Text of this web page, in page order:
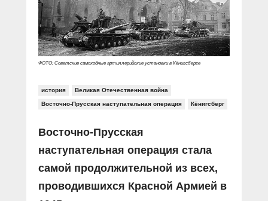
Социальные ролики
Документальные фильмы
Прямой разговор
В знании сила
Специальный репортаж
КиберПОСТОВОЙ
Газета «Щит и меч»
Журнал «Полиция России»
О ПОРТАЛЕ
Контакты
ФОТО: Советские самоходные артиллерийские установки в Кёнигсберге
история Великая Отечественная война
Восточно-Прусская наступательная операция Кёнигсберг
Восточно-Прусская
наступательная операция стала
самой продолжительной из всех,
проводившихся Красной Армией в